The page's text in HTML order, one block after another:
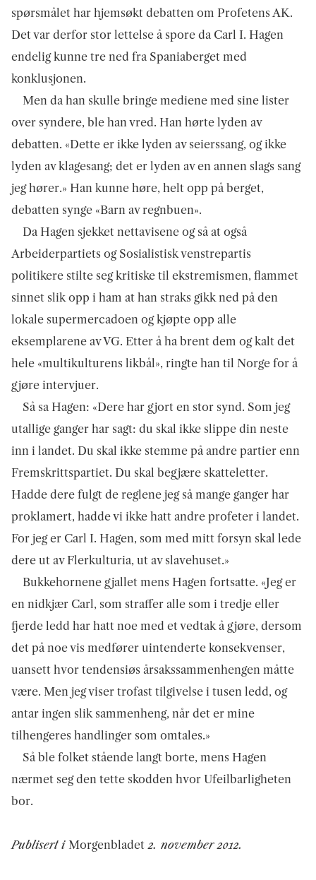
spørsmålet har hjemsøkt debatten om Profetens AK.
Det var derfor stor lettelse å spore da Carl I. Hagen
endelig kunne tre ned fra Spaniaberget med
konklusjonen.
Men da han skulle bringe mediene med sine lister
over syndere, ble han vred. Han hørte lyden av
debatten. «Dette er ikke lyden av seierssang, og ikke
lyden av klagesang; det er lyden av en annen slags sang
jeg hører.» Han kunne høre, helt opp på berget,
debatten synge «Barn av regnbuen».
Da Hagen sjekket nettavisene og så at også
Arbeiderpartiets og Sosialistisk venstrepartis
politikere stilte seg kritiske til ekstremismen, flammet
sinnet slik opp i ham at han straks gikk ned på den
lokale supermercadoen og kjøpte opp alle
eksemplarene av VG. Etter å ha brent dem og kalt det
hele «multikulturens likbål», ringte han til Norge for å
gjøre intervjuer.
Så sa Hagen: «Dere har gjort en stor synd. Som jeg
utallige ganger har sagt: du skal ikke slippe din neste
inn i landet. Du skal ikke stemme på andre partier enn
Fremskrittspartiet. Du skal begjære skatteletter.
Hadde dere fulgt de reglene jeg så mange ganger har
proklamert, hadde vi ikke hatt andre profeter i landet.
For jeg er Carl I. Hagen, som med mitt forsyn skal lede
dere ut av Flerkulturia, ut av slavehuset.»
Bukkehornene gjallet mens Hagen fortsatte. «Jeg er
en nidkjær Carl, som straffer alle som i tredje eller
fjerde ledd har hatt noe med et vedtak å gjøre, dersom
det på noe vis medfører uintenderte konsekvenser,
uansett hvor tendensiøs årsakssammenhengen måtte
være. Men jeg viser trofast tilgivelse i tusen ledd, og
antar ingen slik sammenheng, når det er mine
tilhengeres handlinger som omtales.»
Så ble folket stående langt borte, mens Hagen
nærmet seg den tette skodden hvor Ufeilbarligheten
bor.
Publisert i Morgenbladet 2. november 2012.